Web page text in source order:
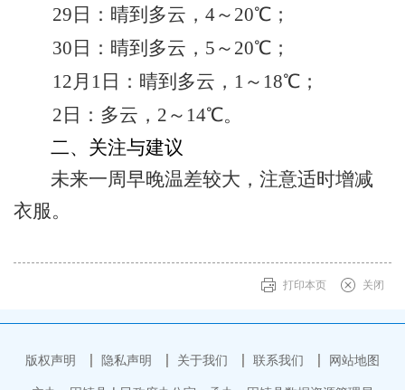
29日：晴到多云 ， 4～20℃；
30日：晴到多云，5～20℃；
12月1日：晴到多云， 1 ～ 18℃；
2日：多云， 2 ～ 14℃。
二、关注与建议
未来一周早晚温差较大，注意适时增减
衣服。
打印本页 关闭
版权声明 隐私声明 关于我们 联系我们 网站地图